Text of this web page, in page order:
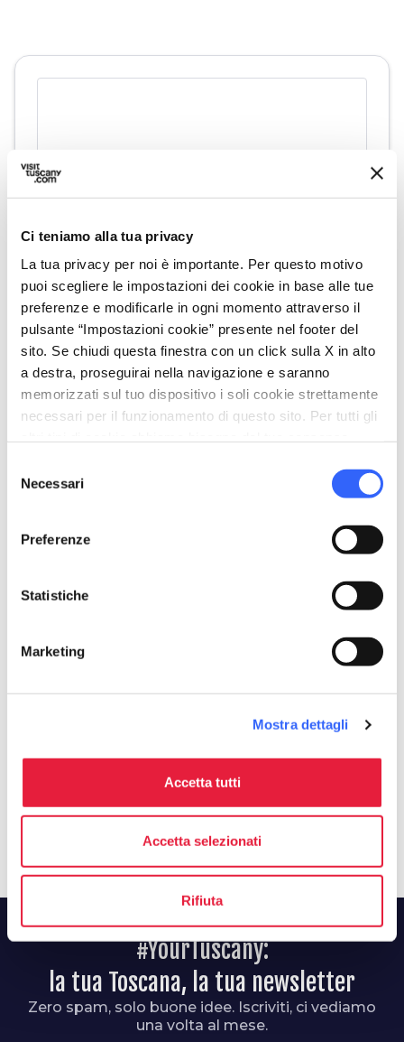
Ci teniamo alla tua privacy
La tua privacy per noi è importante. Per questo motivo
puoi scegliere le impostazioni dei cookie in base alle tue
preferenze e modificarle in ogni momento attraverso il
pulsante “Impostazioni cookie” presente nel footer del
sito. Se chiudi questa finestra con un click sulla X in alto
a destra, proseguirai nella navigazione e saranno
memorizzati sul tuo dispositivo i soli cookie strettamente
necessari per il funzionamento di questo sito. Per tutti gli
delNecessari
Preferenze
Statistiche
Marketing
Mostra dettagli
Accetta tutti
Accetta selezionati
Rifiuta
directions Indicazioni
Informazioni
home Dove
Via T. Alderotti, 89, Firenze, 50139, FI
info@residenzamarotta.it
www.residenzamarotta.it
0550944200
chevron_right
#YourTuscany:
la tua Toscana, la tua newsletter
Zero spam, solo buone idee. Iscriviti, ci vediamo
una volta al mese.